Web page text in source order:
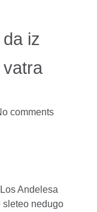
iz
vatra
comments
Andelesa
sleteo nedugo